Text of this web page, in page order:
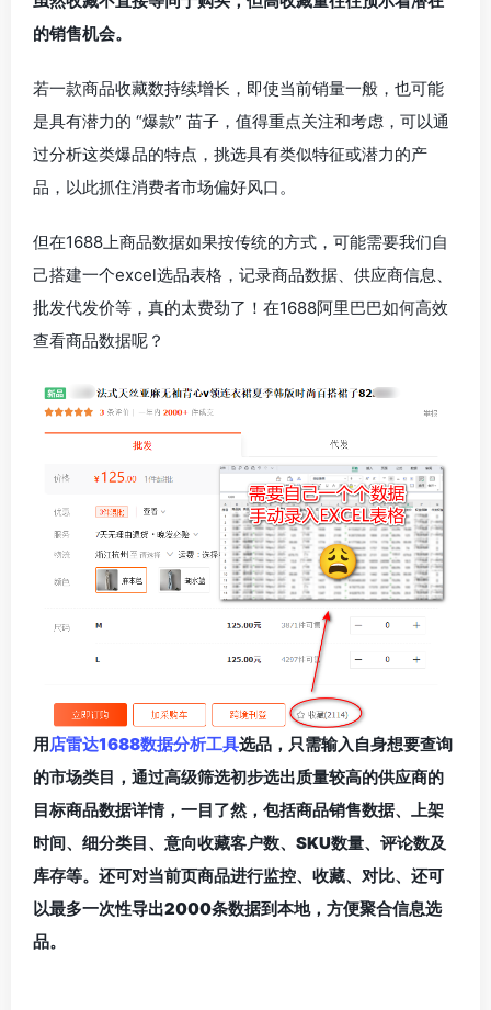
的销售机会。
若一款商品收藏数持续增长，即使当前销量一般，也可能
是具有潜力的 “爆款” 苗子，值得重点关注和考虑，可以通
过分析这类爆品的特点，挑选具有类似特征或潜力的产
品，以此抓住消费者市场偏好风口。
但在1688上商品数据如果按传统的方式，可能需要我们自
己搭建一个excel选品表格，记录商品数据、供应商信息、
批发代发价等，真的太费劲了！在1688阿里巴巴如何高效
查看商品数据呢？
用店雷达1688数据分析工具选品 ，只需输入自身想要查询
的市场类目，通过高级筛选初步选出质量较高的供应商的
目标商品数据详情，一目了然，包括商品销售数据、上架
时间、细分类目、意向收藏客户数、SKU数量、评论数及
库存等。还可对当前页商品进行监控、收藏、对比、还可
以最多一次性导出2000条数据到本地，方便聚合信息选
品。